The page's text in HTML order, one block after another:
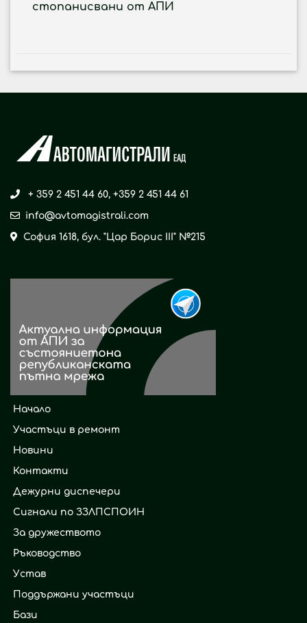
стопанисвани от АПИ
+ 359 2 451 44 60, +359 2 451 44 61
info@avtomagistrali.com
София 1618, бул. "Цар Борис ІІІ" №215
Начало
Участъци в ремонт
Новини
Контакти
Дежурни диспечери
Сигнали по ЗЗЛПСПОИН
За дружеството
Ръководство
Устав
Поддържани участъци
Бази